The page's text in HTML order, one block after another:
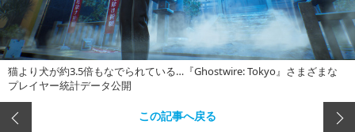
猫より犬が約3.5倍もなでられている…『Ghostwire: Tokyo』さまざまな
プレイヤー統計データ公開
この記事へ戻る